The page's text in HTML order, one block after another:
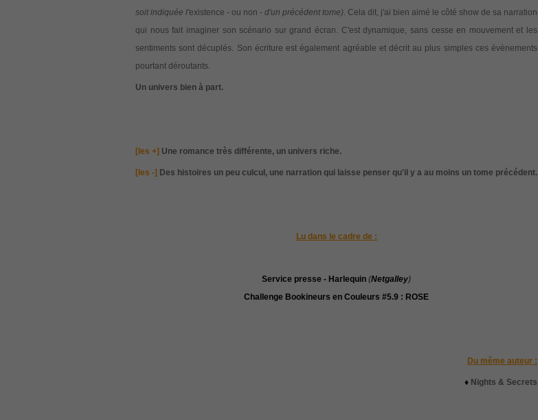
soit indiquée l'existence - ou non - d'un précédent tome). Cela dit, j'ai bien aimé le côté show de sa narration
qui nous fait imaginer son scénario sur grand écran. C'est dynamique, sans cesse en mouvement et les
sentiments sont décuplés. Son écriture est également agréable et décrit au plus simples ces évènements
pourtant déroutants.
Un univers bien à part.
[les +] Une romance très différente, un univers riche.
[les -] Des histoires un peu culcul, une narration qui laisse penser qu'il y a au moins un tome précédent.
Lu dans le cadre de :
Service presse - Harlequin (Netgalley)
Challenge Bookineurs en Couleurs #5.9 : ROSE
Du même auteur :
♦ Nights & Secrets